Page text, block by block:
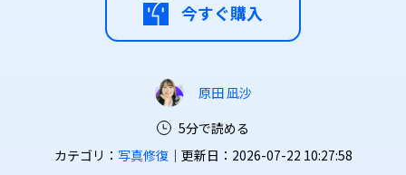
今すぐ購入
原田 凪沙
5分で読める
カテゴリ： 写真修復｜更新日：2026-07-22 10:27:58